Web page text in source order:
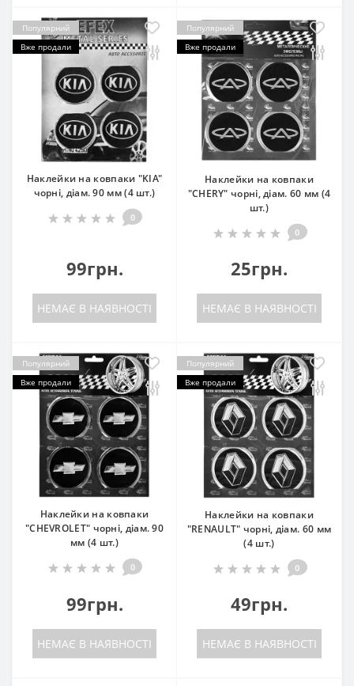
Популярний
Вже продали
Наклейки на ковпаки "KIA"
чорні, діам. 90 мм (4 шт.)
0
99грн.
НЕМАЄ В НАЯВНОСТІ
Популярний
Вже продали
Наклейки на ковпаки
"CHERY" чорні, діам. 60 мм (4
шт.)
0
25грн.
НЕМАЄ В НАЯВНОСТІ
Популярний
Вже продали
Наклейки на ковпаки
"CHEVROLET" чорні, діам. 90
мм (4 шт.)
0
99грн.
НЕМАЄ В НАЯВНОСТІ
Популярний
Вже продали
Наклейки на ковпаки
"RENAULT" чорні, діам. 60 мм
(4 шт.)
0
49грн.
НЕМАЄ В НАЯВНОСТІ